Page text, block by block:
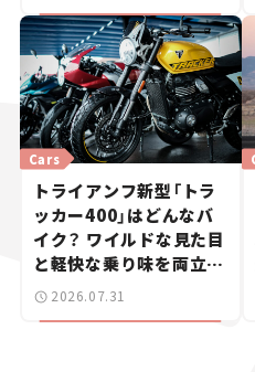
トライアンフ新型「トラ
ッカー400」はどんなバ
イク？ ワイルドな見た目
と軽快な乗り味を両立し
た400ccフラットトラッ
Cars
2026.07.31